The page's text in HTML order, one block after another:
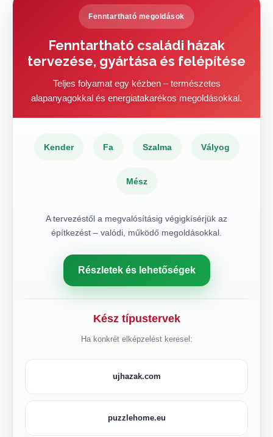
Fenntartható megoldások
Fenntartható családi házak
tervezése, gyártása és felépítése
Teljes folyamat egy kézben – természetes
alapanyagokkal és energiatakarékos megoldásokkal.
Kender Fa Szalma Vályog
Mész
A tervezéstől a megvalósításig végigkísérjük az
építkezést – valódi, működő megoldásokkal.
Részletek és lehetőségek
Kész típustervek
Ha konkrét elképzelést keresel:
ujhazak.com
puzzlehome.eu